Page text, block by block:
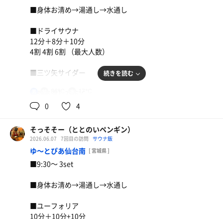
特うな牛、豚汁サラダセット
麦茶
日焼け族で満員御礼…。
■身体お清め→湯通し→水通し
■ドライサウナ
12分＋8分＋10分
4割 4割 6割 （最大人数）
■三ツ矢サイダー
【整い度】☆☆☆⭐︎（3.5/5.0）
【一言】
朝ウナ3set。
それでもなんとか整ったー！
続きを読む
0 4
そっそそー（ととのいペンギン）
2026.06.07 7回目の訪問 サウナ飯
ゆ〜とぴあ仙台南 [ 宮城県 ]
■9:30〜 3set
■身体お清め→湯通し→水通し
■ユーフォリア
10分＋10分+10分